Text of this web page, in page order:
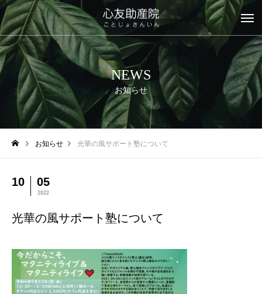
NEWS
お知らせ
お知らせ 光華の風サポート塾について
10 05
2022
光華の風サポート塾について